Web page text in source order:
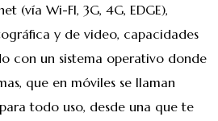
(vía Wi-FI, 3G, 4G, EDGE),
y de video, capacidades
con un sistema operativo donde
que en móviles se llaman
para todo uso, desde una que te